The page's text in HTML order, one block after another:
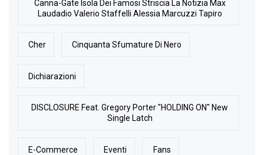
Canna-Gate Isola Dei Famosi Striscia La Notizia Max
Laudadio Valerio Staffelli Alessia Marcuzzi Tapiro
Cher Cinquanta Sfumature Di Nero
Dichiarazioni
DISCLOSURE Feat. Gregory Porter "HOLDING ON" New
Single Latch
E-Commerce Eventi Fans